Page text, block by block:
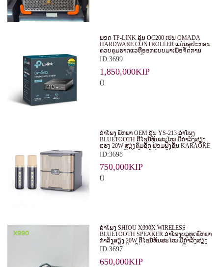
ພອດ TP-LINK ລຸ້ນ OC200 ເປັນ OMADA
HARDWARE CONTROLLER ແມ່ນອຸປະກອນ
ຄວບຄຸມຮາດແວທີ່ອອກແບບມາເພື່ອຈັດການ
ແລະ ຄວບຄຸມລະບົບ WI-FI ຂອງ OMADA
EAPS ໃນຮູບແບບສູນກາງ. ເໝາະສຳລັບ
ທຸລະກິດ, ຮ້ານອາຫານ, ໂຮງແຮມ ແລະ ອົງການ
ຕ່າງໆ.
ID:3699
1,850,000KIP
()
ລຳໂພງ ພົກພາ OEM ລຸ້ນ YS-213 ລຳໂພງ
BLUETOOTH ດີໄຊນ໌ທັນສະໄໝ ມີກຳລັງສຽງ
ແຮງ 20W ສຽງຄົມຊັດ ພ້ອມຟັງຊັນ KARAOKE
ແລະ ຮອງຮັບໄມໂຄຣໂຟນ 2 ອັນ
ID:3698
750,000KIP
()
ລຳໂພງ SHIOU X990X WIRELESS
BLUETOOTH SPEAKER ລຳໂພງບລູທູດພົກພາ
ກຳລັງສຽງ 20W ດີໄຊນ໌ທັນສະໄໝ ມີກຳລັງສຽງ
ແຮງດັງຄົມຊັດ ມີໄຟ RGB LIGHT ເພີ່ມ
ບັນຍາກາດໃນທຸກງານ
ID:3697
650,000KIP